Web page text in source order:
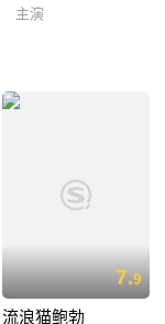
主演
7.9
流浪猫鲍勃